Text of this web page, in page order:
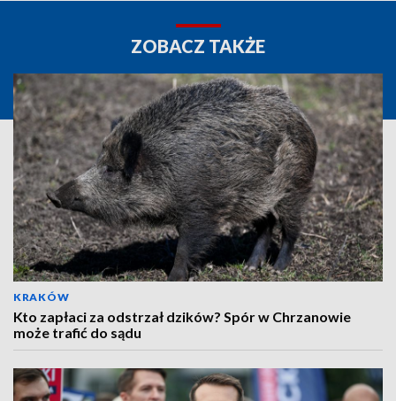
ZOBACZ TAKŻE
KRAKÓW
Kto zapłaci za odstrzał dzików? Spór w Chrzanowie
może trafić do sądu